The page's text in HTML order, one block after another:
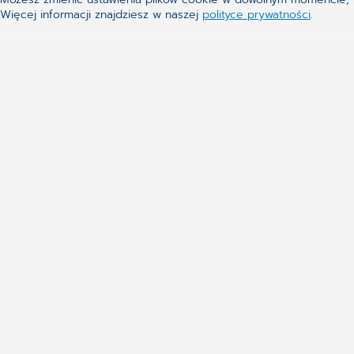
Nie udało Ci się znaleźć
Więcej informacji znajdziesz w naszej polityce prywatności.